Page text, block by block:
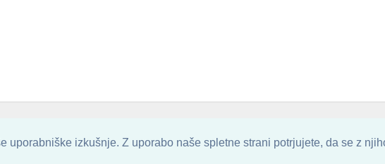
uporabniške izkušnje. Z uporabo naše spletne strani potrjujete, da se z
BYSKINBASE. ALL ARTWORK ARE UPLOADED AND COPYRIGHTED TO ITS AUTHOR.